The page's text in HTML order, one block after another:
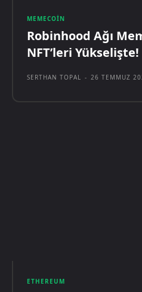
MEMECOIN
Robinhood Ağı
NFT’leri Yükselişte!
SERTHAN TOPAL - 26 TEMMUZ
ETHEREUM